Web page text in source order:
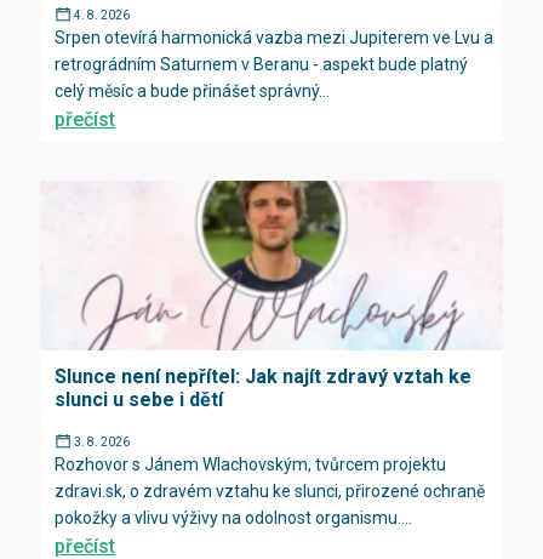
4. 8. 2026
Srpen otevírá harmonická vazba mezi Jupiterem ve Lvu a
retrográdním Saturnem v Beranu - aspekt bude platný
celý měsíc a bude přinášet správný...
přečíst
Slunce není nepřítel: Jak najít zdravý vztah ke
slunci u sebe i dětí
3. 8. 2026
Rozhovor s Jánem Wlachovským, tvůrcem projektu
zdravi.sk, o zdravém vztahu ke slunci, přirozené ochraně
pokožky a vlivu výživy na odolnost organismu....
přečíst